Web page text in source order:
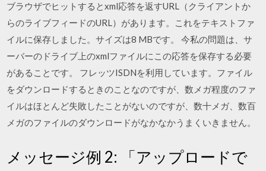
ブラウザでヒットするとxml応答を返すURL（クライアントか
らのライブフィードのURL）があります。これをテキストファ
イルに保存しました。サイズは8 MBです。 今私の問題は、サ
ーバーのドライブ上のxmlファイルにこの応答を保存する必要
があることです。 フレッツISDNを利用しています。ファイル
をダウンロードするときのことなのですが、数メガ程度のファ
イルはほとんど失敗したことがないのですが、数十メガ、数百
メガのファイルのダウンロードがなかなかうまくいきません。
メッセージ例 2: 「アップロードで